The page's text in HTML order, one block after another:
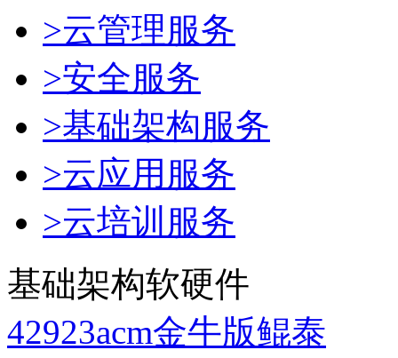
>云管理服务
>安全服务
>基础架构服务
>云应用服务
>云培训服务
基础架构软硬件
42923acm金牛版鲲泰